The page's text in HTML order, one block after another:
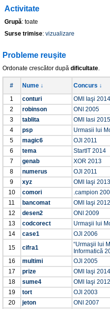
Activitate
Grupă: toate
Surse trimise: vizualizare
Probleme reuşite
Ordonate crescător după dificultate.
# Nume ↓
Concurs ↓
1
conturi
OMI Iaşi 2014
2
robinson
ONI 2005
3
tablita
OMI Iasi 2015
4
psp
Urmasii lui
5
magic6
OJI 2011
6
tema
StartIT 2014
7
genab
XOR 2013
8
numerus
OJI 2011
9
xyz
OMI Iaşi 2013
10
comori
.campion
11
bancomat
OMI Iaşi 2012
12
desen2
ONI 2009
13
codcorect
Urmaşii lui
14
case1
OJI 2006
15
cifra1
“Urmaşii lui
Informatică
16
multimi
OJI 2005
17
prize
OMI Iaşi 2014
18
sume4
OMI Iaşi 2012
19
tort
OJI 2003
20
jeton
ONI 2007